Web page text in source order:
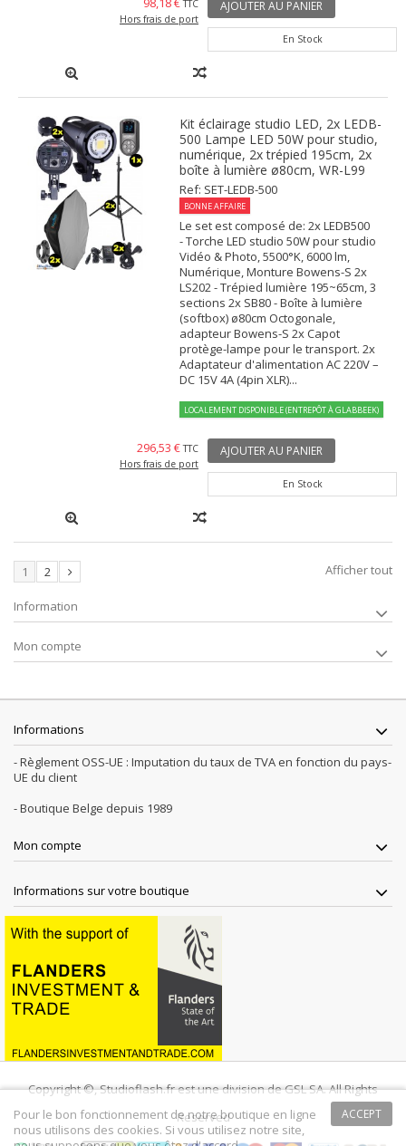
TTC
Hors frais de port
AJOUTER AU PANIER
En Stock
Kit éclairage studio LED, 2x LEDB-
500 Lampe LED 50W pour studio,
numérique, 2x trépied 195cm, 2x
boîte à lumière ø80cm, WR-L99
Ref: SET-LEDB-500
BONNE AFFAIRE
Le set est composé de: 2x LEDB500
- Torche LED studio 50W pour studio
Vidéo & Photo, 5500°K, 6000 lm,
Numérique, Monture Bowens-S 2x
LS202 - Trépied lumière 195~65cm, 3
sections 2x SB80 - Boîte à lumière
(softbox) ø80cm Octogonale,
adapteur Bowens-S 2x Capot
protège-lampe pour le transport. 2x
Adaptateur d'alimentation AC 220V –
DC 15V 4A (4pin XLR)...
LOCALEMENT DISPONIBLE (ENTREPÔT À GLABBEEK)
296,53 € TTC
Hors frais de port
AJOUTER AU PANIER
En Stock
Afficher tout
1 2
Information
Mon compte
Informations
- Règlement OSS-UE : Imputation du taux de TVA en fonction du pays-
UE du client
- Boutique Belge depuis 1989
Mon compte
Informations sur votre boutique
Copyright ©, Studioflash.fr est une division de GSL SA. All Rights
Reserved
ACCEPT
Pour le bon fonctionnement de notre boutique en ligne
nous utilisons des cookies. Si vous utilisez notre site,